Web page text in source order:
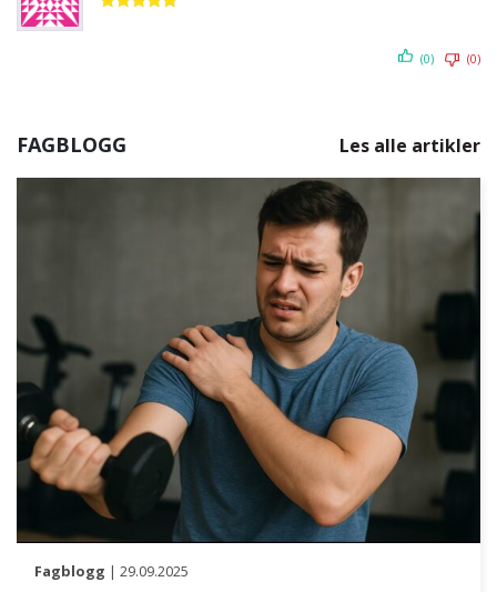
(0) (0)
FAGBLOGG Les alle artikler
Fagblogg | 29.09.2025